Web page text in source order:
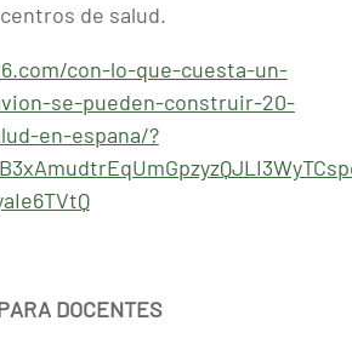
de salud.
con-lo-que-cuesta-un-
se-pueden-construir-20-
en-espana/?
DOCENTES